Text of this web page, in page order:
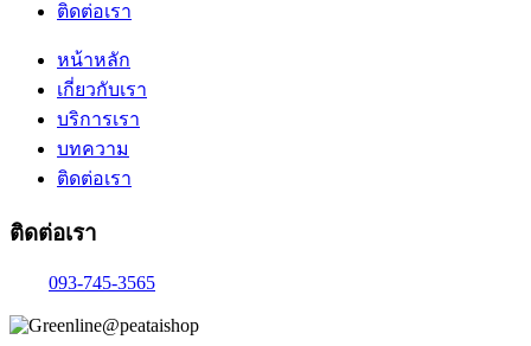
ติดต่อเรา
หน้าหลัก
เกี่ยวกับเรา
บริการเรา
บทความ
ติดต่อเรา
ติดต่อเรา
093-745-3565
@peataishop